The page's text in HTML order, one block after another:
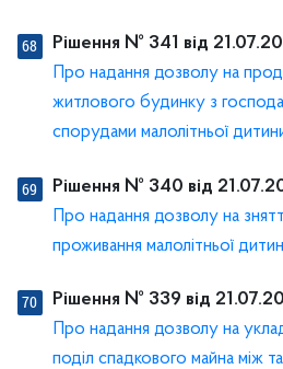
Рішення № 341 від
Про надання дозволу на
житлового будинку з
спорудами малолітньої
Рішення № 340 від
Про надання дозволу на
проживання малолітньої
Рішення № 339 від
Про надання дозволу на
поділ спадкового майна між